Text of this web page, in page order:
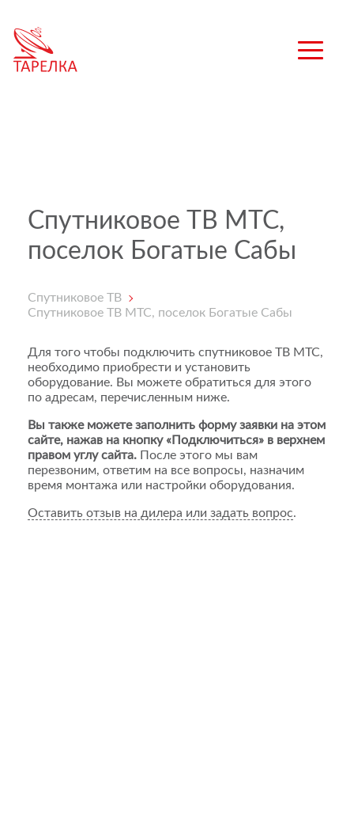
Спутниковое ТВ МТС,
поселок Богатые Сабы
Спутниковое ТВ
Спутниковое ТВ МТС, поселок Богатые Сабы
Для того чтобы подключить спутниковое ТВ МТС,
необходимо приобрести и установить
оборудование. Вы можете обратиться для этого
по адресам, перечисленным ниже.
Вы также можете заполнить форму заявки на этом
сайте, нажав на кнопку «Подключиться» в верхнем
правом углу сайта. После этого мы вам
перезвоним, ответим на все вопросы, назначим
время монтажа или настройки оборудования.
Оставить отзыв на дилера или задать вопрос.